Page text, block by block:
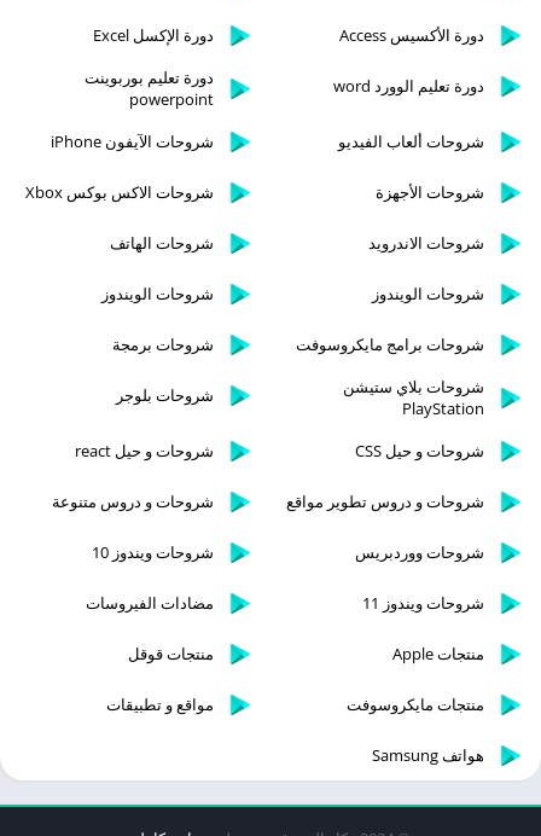
دورة الأكسيس Access دورة الإكسل Excel
دورة تعليم الوورد word
دورة تعليم بوربوينت
powerpoint
شروحات ألعاب الفيديو
شروحات الآيفون iPhone
شروحات الأجهزة شروحات الاكس بوكس Xbox
شروحات الاندرويد شروحات الهاتف
شروحات الويندوز شروحات الويندوز
شروحات برامج مايكروسوفت
شروحات برمجة
شروحات بلاي ستيشن
PlayStation
شروحات بلوجر
شروحات و حيل CSS شروحات و حيل react
شروحات و دروس تطوير مواقع شروحات و دروس متنوعة
شروحات ووردبريس شروحات ويندوز 10
شروحات ويندوز 11 مضادات الفيروسات
منتجات Apple منتجات قوقل
منتجات مايكروسوفت مواقع و تطبيقات
هواتف Samsung